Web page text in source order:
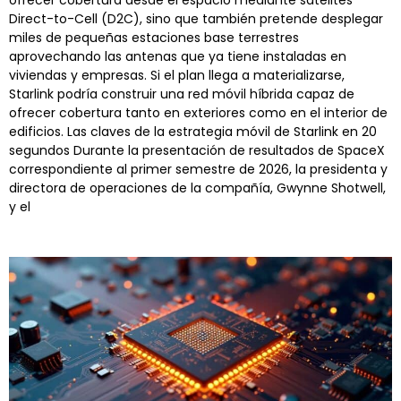
Direct-to-Cell (D2C), sino que también pretende desplegar
miles de pequeñas estaciones base terrestres
aprovechando las antenas que ya tiene instaladas en
viviendas y empresas. Si el plan llega a materializarse,
Starlink podría construir una red móvil híbrida capaz de
ofrecer cobertura tanto en exteriores como en el interior de
edificios. Las claves de la estrategia móvil de Starlink en 20
segundos Durante la presentación de resultados de SpaceX
correspondiente al primer semestre de 2026, la presidenta y
directora de operaciones de la compañía, Gwynne Shotwell,
y el